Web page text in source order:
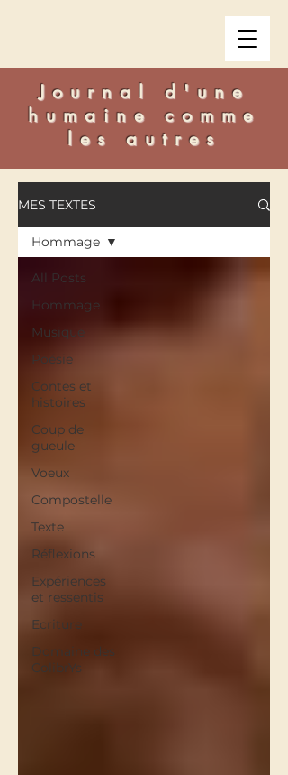
Journal d'une
humaine comme
les autres
MES TEXTES
All Posts
Hommage
Musique
Poésie
Contes et
histoires
Coup de
gueule
Voeux
Compostelle
Texte
Réflexions
Expériences
et ressentis
Ecriture
Domaine des
ColibrYs
Hommage